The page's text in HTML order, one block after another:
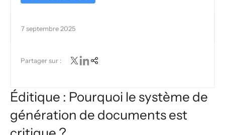
7 septembre 2025
Partager sur :
Éditique : Pourquoi le système de
génération de documents est